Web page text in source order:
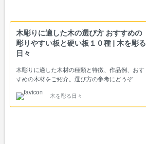
木彫りに適した木の選び方 おすすめの
彫りやすい板と硬い板１０種 | 木を彫る
日々
木彫りに適した木材の種類と特徴、作品例、おす
すめの木材をご紹介。選び方の参考にどうぞ
木を彫る日々